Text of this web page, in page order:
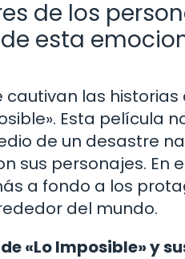
de los
esta
cautivan las
Esta película
de un desastre
sus personajes. En
a fondo a los
del mundo.
«Lo Imposible» y